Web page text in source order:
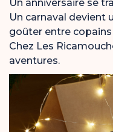
Un anniversaire se
Un carnaval devient
goûter entre
Chez Les
aventures.